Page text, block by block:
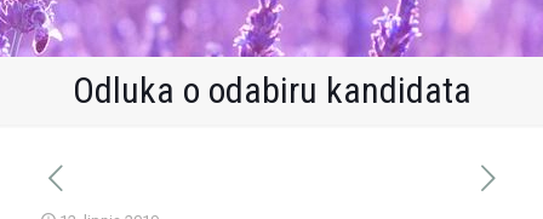
Odluka o odabiru kandidata